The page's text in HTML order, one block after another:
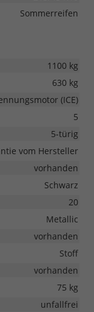
Sommerreifen
1100 kg
630 kg
(ICE)
5
5-türig
vom Hersteller
vorhanden
Schwarz
20
Metallic
vorhanden
Stoff
vorhanden
75 kg
unfallfrei